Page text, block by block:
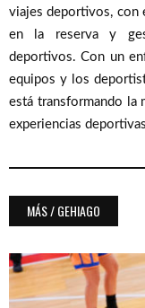
viajes deportivos, con
en la reserva y
deportivos. Con un
equipos y los
está transformando la
experiencias
MÁS / GEHIAGO